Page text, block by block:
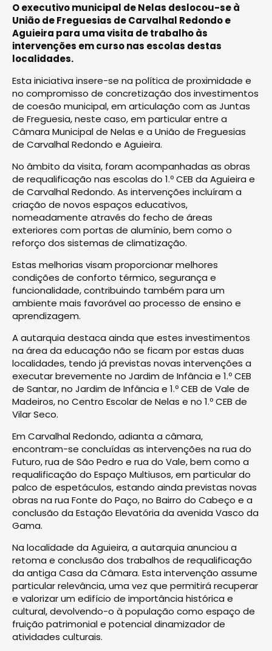
O executivo municipal de Nelas deslocou-se à
União de Freguesias de Carvalhal Redondo e
Aguieira para uma visita de trabalho às
intervenções em curso nas escolas destas
localidades.
Esta iniciativa insere-se na política de proximidade e
no compromisso de concretização dos investimentos
de coesão municipal, em articulação com as Juntas
de Freguesia, neste caso, em particular entre a
Câmara Municipal de Nelas e a União de Freguesias
de Carvalhal Redondo e Aguieira.
No âmbito da visita, foram acompanhadas as obras
de requalificação nas escolas do 1.º CEB da Aguieira e
de Carvalhal Redondo. As intervenções incluíram a
criação de novos espaços educativos,
nomeadamente através do fecho de áreas
exteriores com portas de alumínio, bem como o
reforço dos sistemas de climatização.
Estas melhorias visam proporcionar melhores
condições de conforto térmico, segurança e
funcionalidade, contribuindo também para um
ambiente mais favorável ao processo de ensino e
aprendizagem.
A autarquia destaca ainda que estes investimentos
na área da educação não se ficam por estas duas
localidades, tendo já previstas novas intervenções a
executar brevemente no Jardim de Infância e 1.º CEB
de Santar, no Jardim de Infância e 1.º CEB de Vale de
Madeiros, no Centro Escolar de Nelas e no 1.º CEB de
Vilar Seco.
Em Carvalhal Redondo, adianta a câmara,
encontram-se concluídas as intervenções na rua do
Futuro, rua de São Pedro e rua do Vale, bem como a
requalificação do Espaço Multiusos, em particular do
palco de espetáculos, estando ainda previstas novas
obras na rua Fonte do Paço, no Bairro do Cabeço e a
conclusão da Estação Elevatória da avenida Vasco da
Gama.
Na localidade da Aguieira, a autarquia anunciou a
retoma e conclusão dos trabalhos de requalificação
da antiga Casa da Câmara. Esta intervenção assume
particular relevância, uma vez que permitirá recuperar
e valorizar um edifício de importância histórica e
cultural, devolvendo-o à população como espaço de
fruição patrimonial e potencial dinamizador de
atividades culturais.